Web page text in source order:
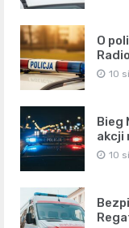
O
10
Bieg
akcji
10